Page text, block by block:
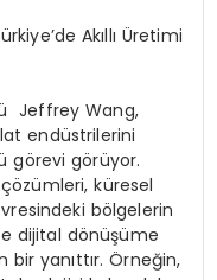
Akıllı Üretimi
Jeffrey Wang,
endüstrilerini
görevi görüyor.
küresel
bölgelerin
dijital dönüşüme
yanıttır. Örneğin,